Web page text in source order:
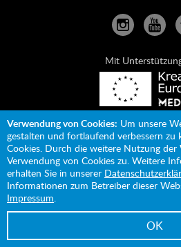
Mit
Impressum
Verwendung von Cookies: Um unsere
gestalten und fortlaufend verbessern zu
Cookies. Durch die weitere Nutzung der
Verwendung von Cookies zu. Weitere
erhalten Sie in unserer
Informationen zum Betreiber dieser
Impressum.
OK